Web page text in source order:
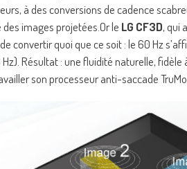
à des conversions de cadence
images projetées.Or le LG CF3D, qui
convertir quoi que ce soit : le 60 Hz
Hz). Résultat : une fluidité naturelle, fidèle
son processeur anti-saccade